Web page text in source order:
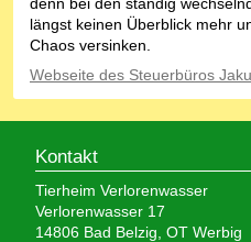
längst keinen Überblick mehr
Chaos versinken.
Webseite des Steuerbüros
Kontakt
Tierheim Verlorenwasser
Verlorenwasser 17
14806 Bad Belzig, OT Werbig